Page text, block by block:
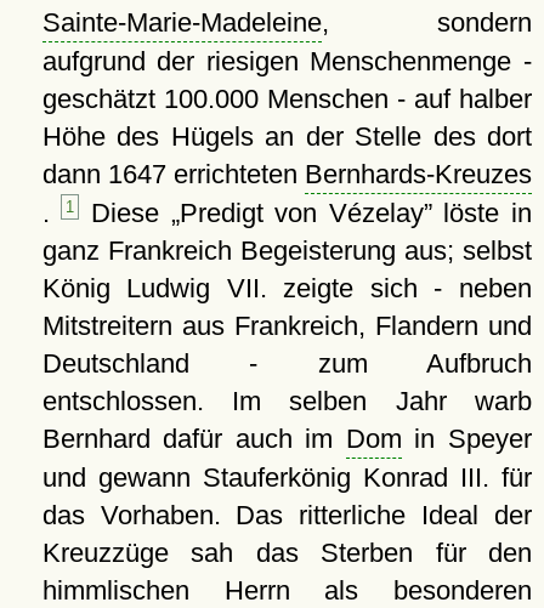
Sainte-Marie-Madeleine, sondern
aufgrund der riesigen Menschenmenge -
geschätzt 100.000 Menschen - auf halber
Höhe des Hügels an der Stelle des dort
dann 1647 errichteten Bernhards-Kreuzes
. 1 Diese Predigt von Vézelay löste in
ganz Frankreich Begeisterung aus; selbst
König Ludwig VII. zeigte sich - neben
Mitstreitern aus Frankreich, Flandern und
Deutschland - zum Aufbruch
entschlossen. Im selben Jahr warb
Bernhard dafür auch im Dom in Speyer
und gewann Stauferkönig Konrad III. für
das Vorhaben. Das ritterliche Ideal der
Kreuzzüge sah das Sterben für den
himmlischen Herrn als besonderen